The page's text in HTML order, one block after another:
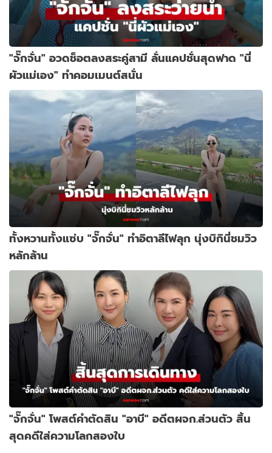
"จั๊กจั่น" อวดช็อตลงสระคู่สามี ลั่นแคปชั่นสุดฟาด "นี่
ผัวแม่เอง" ทำคอมเมนต์สนั่น
ทั้งหวานทั้งแซ่บ "จั๊กจั่น" ทำอิตาลีไฟลุก นุ่งบิกินี่ชมวิว
หลักล้าน
"จั๊กจั่น" โพสต์คำตัดสิน "อาบี" อดีตผจก.ส่วนตัว สิ้น
สุดคดีใส่ความโลกสองใบ